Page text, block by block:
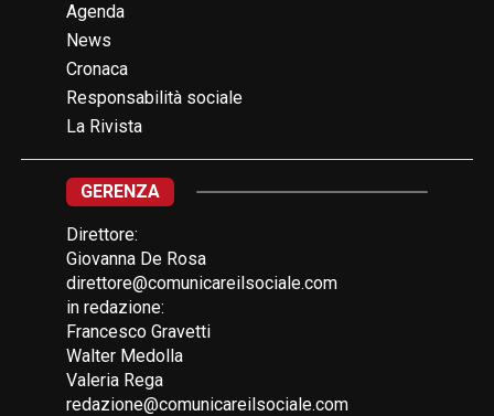
Agenda
News
Cronaca
Responsabilità sociale
La Rivista
GERENZA
Direttore:
Giovanna De Rosa
direttore@comunicareilsociale.com
in redazione:
Francesco Gravetti
Walter Medolla
Valeria Rega
redazione@comunicareilsociale.com